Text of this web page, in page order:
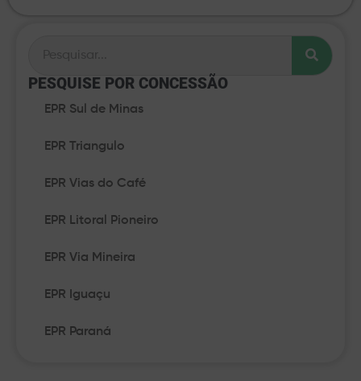
PESQUISE POR CONCESSÃO​
EPR Sul de Minas
EPR Triangulo
EPR Vias do Café
EPR Litoral Pioneiro
EPR Via Mineira
EPR Iguaçu
EPR Paraná